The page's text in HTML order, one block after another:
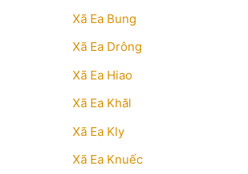
Xã Ea Bung
Xã Ea Drông
Xã Ea Hiao
Xã Ea Khăl
Xã Ea Kly
Xã Ea Knuếc